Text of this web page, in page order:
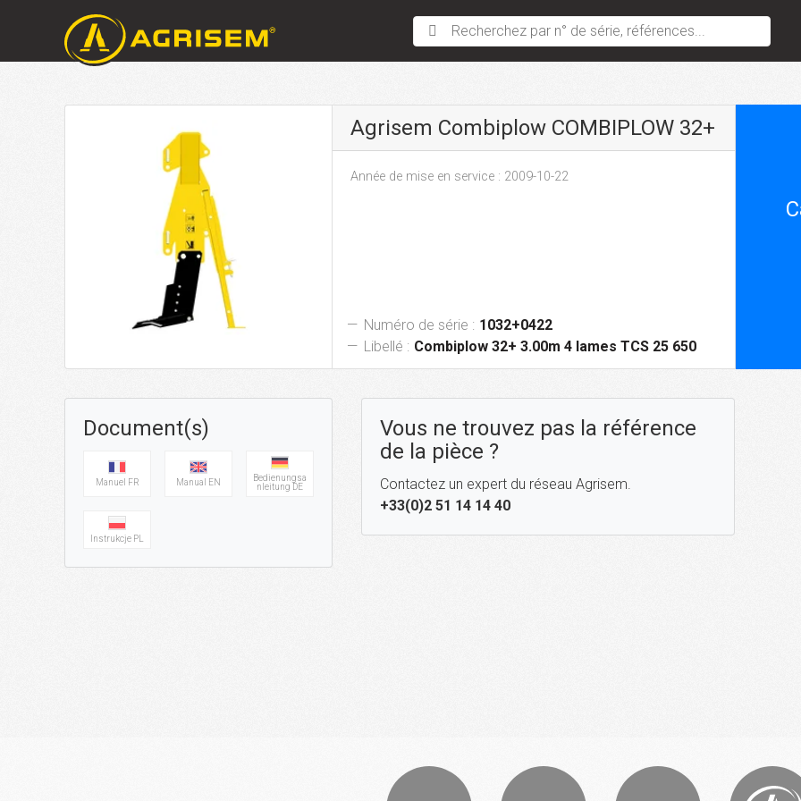
Recherchez par n° de série, références...
Agrisem Combiplow COMBIPLOW 32+
Année de mise en service : 2009-10-22
Numéro de série : 1032+0422
Libellé : Combiplow 32+ 3.00m 4 lames TCS 25 650
Document(s)
Manuel FR Manual EN
Bedienungsa
nleitung DE
Instrukcje PL
Vous ne trouvez pas la référence
de la pièce ?
Contactez un expert du réseau Agrisem.
+33(0)2 51 14 14 40